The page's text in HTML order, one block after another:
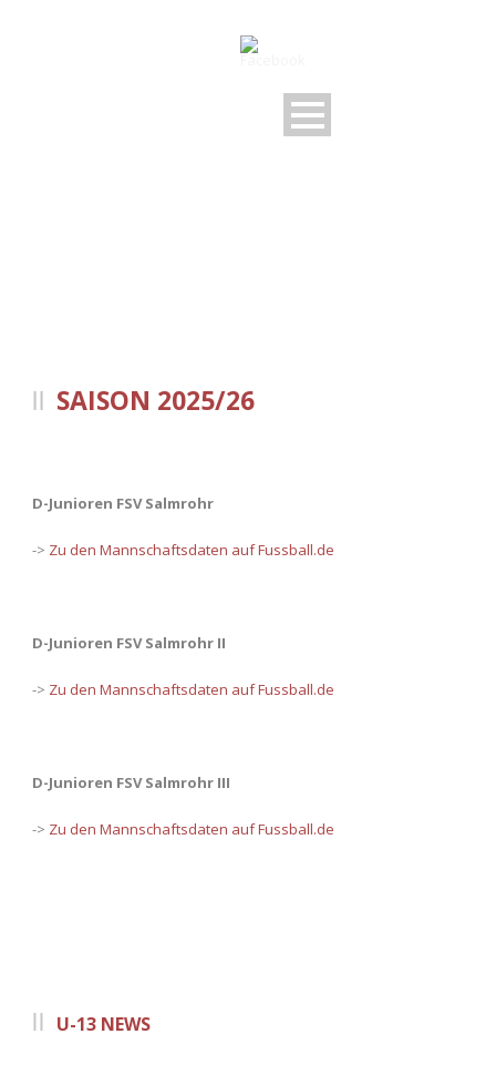
SAISON 2025/26
D-Junioren FSV Salmrohr
-> Zu den Mannschaftsdaten auf Fussball.de
D-Junioren FSV Salmrohr II
-> Zu den Mannschaftsdaten auf Fussball.de
D-Junioren FSV Salmrohr III
-> Zu den Mannschaftsdaten auf Fussball.de
U-13 NEWS